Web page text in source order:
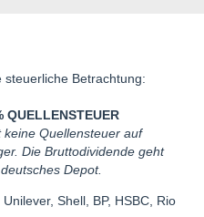
Betrachtung:
QUELLENSTEUER
Quellensteuer auf
Die Bruttodividende geht
Depot.
Shell, BP, HSBC, Rio